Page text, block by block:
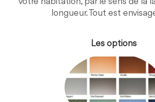
longueur. Tout est
Les options